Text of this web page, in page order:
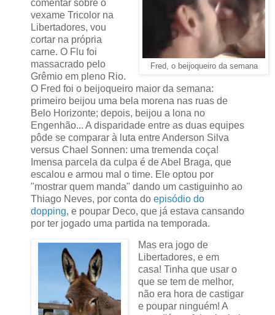
Fred, o beijoqueiro da semana
comentar sobre o
vexame Tricolor na
Libertadores, vou
cortar na própria
carne. O Flu foi
massacrado pelo
Grêmio em pleno Rio.
O Fred foi o beijoqueiro maior da semana:
primeiro beijou uma bela morena nas ruas de
Belo Horizonte; depois, beijou a lona no
Engenhão... A disparidade entre as duas equipes
pôde se comparar à luta entre Anderson Silva
versus Chael Sonnen: uma tremenda coça!
Imensa parcela da culpa é de Abel Braga, que
escalou e armou mal o time. Ele optou por
"mostrar quem manda" dando um castiguinho ao
Thiago Neves, por conta do episódio do
dopping, e poupar Deco, que já estava cansando
por ter jogado uma partida na temporada.
Mas era jogo de
Libertadores, e em
casa! Tinha que usar o
que se tem de melhor,
não era hora de castigar
e poupar ninguém! A